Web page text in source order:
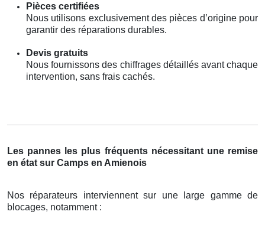
Pièces certifiées
Nous utilisons exclusivement des pièces d’origine pour
garantir des réparations durables.
Devis gratuits
Nous fournissons des chiffrages détaillés avant chaque
intervention, sans frais cachés.
Les pannes les plus fréquents nécessitant une remise
en état sur Camps en Amienois
Nos réparateurs interviennent sur une large gamme de
blocages, notamment :